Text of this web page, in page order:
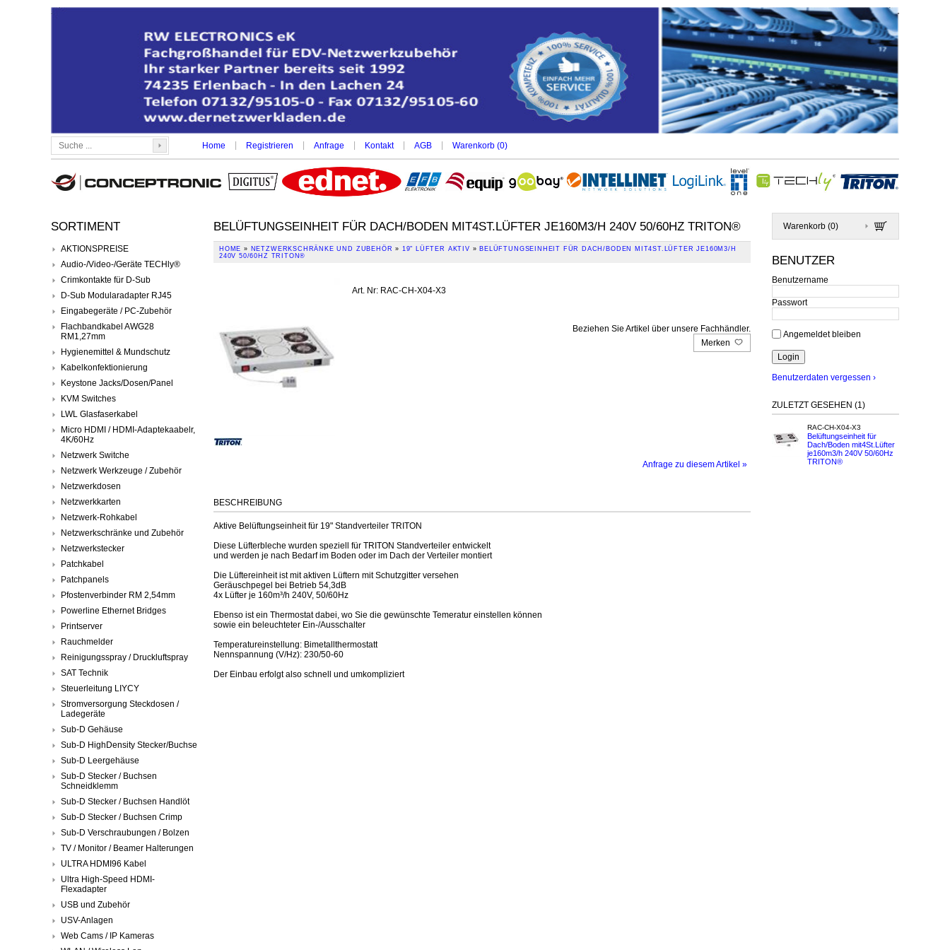
Home Registrieren Anfrage Kontakt AGB Warenkorb (0)
Warenkorb (0)
BENUTZER
Benutzername
Passwort
Angemeldet bleiben
Benutzerdaten vergessen ›
ZULETZT GESEHEN (1)
RAC-CH-X04-X3
Belüftungseinheit für
Dach/Boden mit4St.Lüfter
je160m3/h 240V 50/60Hz
TRITON®
SORTIMENT
AKTIONSPREISE
Audio-/Video-/Geräte TECHly®
Crimkontakte für D-Sub
D-Sub Modularadapter RJ45
Eingabegeräte / PC-Zubehör
Flachbandkabel AWG28
RM1,27mm
Hygienemittel & Mundschutz
Kabelkonfektionierung
Keystone Jacks/Dosen/Panel
KVM Switches
LWL Glasfaserkabel
Micro HDMI / HDMI-Adaptekaabelr,
4K/60Hz
Netzwerk Switche
Netzwerk Werkzeuge / Zubehör
Netzwerkdosen
Netzwerkkarten
Netzwerk-Rohkabel
Netzwerkschränke und Zubehör
Netzwerkstecker
Patchkabel
Patchpanels
Pfostenverbinder RM 2,54mm
Powerline Ethernet Bridges
Printserver
Rauchmelder
Reinigungsspray / Druckluftspray
SAT Technik
Steuerleitung LIYCY
Stromversorgung Steckdosen /
Ladegeräte
Sub-D Gehäuse
Sub-D HighDensity Stecker/Buchse
Sub-D Leergehäuse
Sub-D Stecker / Buchsen
Schneidklemm
Sub-D Stecker / Buchsen Handlöt
Sub-D Stecker / Buchsen Crimp
Sub-D Verschraubungen / Bolzen
TV / Monitor / Beamer Halterungen
ULTRA HDMI96 Kabel
Ultra High-Speed HDMI-
Flexadapter
USB und Zubehör
USV-Anlagen
Web Cams / IP Kameras
BELÜFTUNGSEINHEIT FÜR DACH/BODEN MIT4ST.LÜFTER JE160M3/H 240V 50/60HZ TRITON®
HOME » NETZWERKSCHRÄNKE UND ZUBEHÖR » 19" LÜFTER AKTIV » BELÜFTUNGSEINHEIT FÜR DACH/BODEN MIT4ST.LÜFTER JE160M3/H
240V 50/60HZ TRITON®
Art. Nr: RAC-CH-X04-X3
Beziehen Sie Artikel über unsere Fachhändler.
Merken
Anfrage zu diesem Artikel »
BESCHREIBUNG
Aktive Belüftungseinheit für 19" Standverteiler TRITON
Diese Lüfterbleche wurden speziell für TRITON Standverteiler entwickelt
und werden je nach Bedarf im Boden oder im Dach der Verteiler montiert
Die Lüftereinheit ist mit aktiven Lüftern mit Schutzgitter versehen
Geräuschpegel bei Betrieb 54,3dB
4x Lüfter je 160m³/h 240V, 50/60Hz
Ebenso ist ein Thermostat dabei, wo Sie die gewünschte Temeratur einstellen können
sowie ein beleuchteter Ein-/Ausschalter
Temperatureinstellung: Bimetallthermostatt
Nennspannung (V/Hz): 230/50-60
Der Einbau erfolgt also schnell und umkompliziert